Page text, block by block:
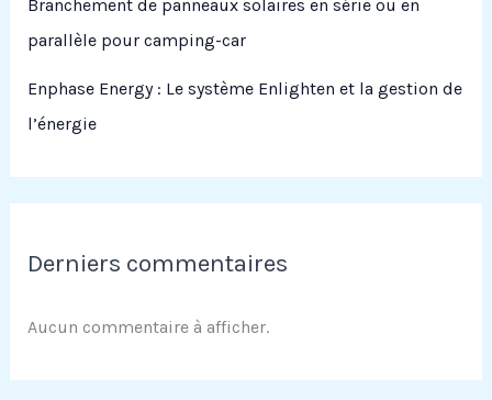
Branchement de panneaux solaires en série ou en
parallèle pour camping-car
Enphase Energy : Le système Enlighten et la gestion de
l’énergie
Derniers commentaires
Aucun commentaire à afficher.